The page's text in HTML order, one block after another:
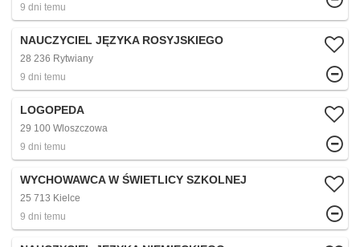
9 dni temu
NAUCZYCIEL JĘZYKA ROSYJSKIEGO
28 236 Rytwiany
9 dni temu
LOGOPEDA
29 100 Wloszczowa
9 dni temu
WYCHOWAWCA W ŚWIETLICY SZKOLNEJ
25 713 Kielce
9 dni temu